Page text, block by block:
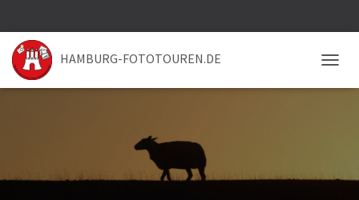
HAMBURG-FOTOTOUREN.DE